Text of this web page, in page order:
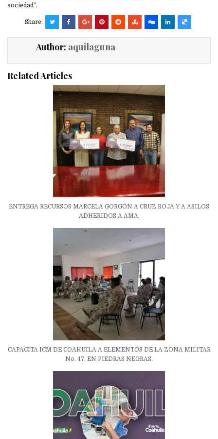
sociedad”.
Share:
Author: aquilaguna
Related Articles
ENTREGA RECURSOS MARCELA GORGÓN A CRUZ ROJA Y A ASILOS
ADHERIDOS A AMA.
CAPACITA ICM DE COAHUILA A ELEMENTOS DE LA ZONA MILITAR
No. 47, EN PIEDRAS NEGRAS.